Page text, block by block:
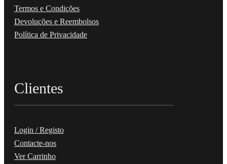
Termos e Condições
Devoluções e Reembolsos
Política de Privacidade
Clientes
Login / Registo
Contacte-nos
Ver Carrinho